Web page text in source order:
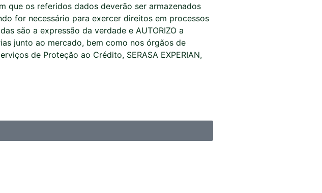
que os referidos dados deverão ser armazenados
for necessário para exercer direitos em processos
são a expressão da verdade e AUTORIZO a
junto ao mercado, bem como nos órgãos de
de Proteção ao Crédito, SERASA EXPERIAN,